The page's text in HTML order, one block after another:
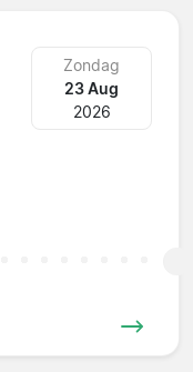
Zondag
23 Aug
2026